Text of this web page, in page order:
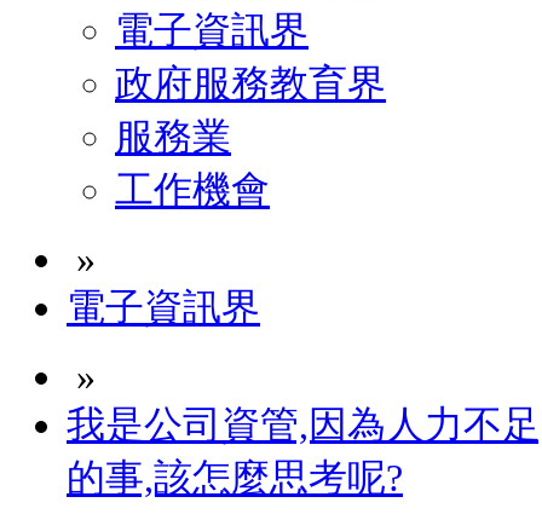
電子資訊界
政府服務教育界
服務業
工作機會
»
電子資訊界
»
我是公司資管,因為人力不
的事,該怎麼思考呢?